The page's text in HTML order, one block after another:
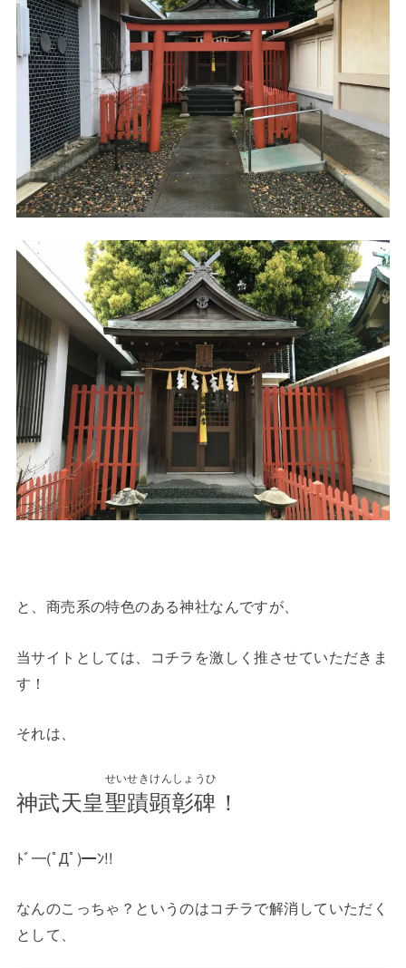
と、商売系の特色のある神社なんですが、
当サイトとしては、コチラを激しく推させていただきま
す！
それは、
神武天皇聖蹟顕彰碑
せいせきけんしょうひ
！
ﾄﾞ━(ﾟДﾟ)━ﾝ!!
なんのこっちゃ？というのはコチラで解消していただく
として、